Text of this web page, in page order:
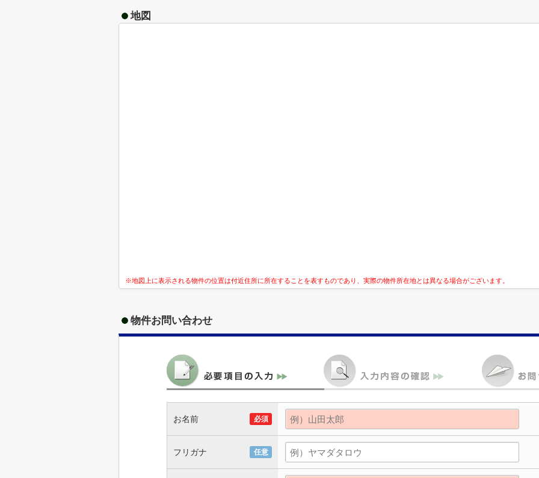
地図
※地図上に表示される物件の位置は付近住所に所在することを表すものであり、実際の物件所在地とは異なる場合がございます。
物件お問い合わせ
お名前 必須
フリガナ 任意